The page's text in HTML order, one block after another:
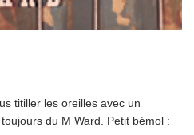
titiller les oreilles avec un
du M Ward. Petit bémol :